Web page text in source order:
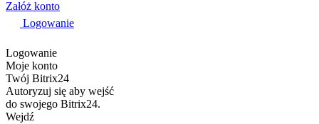
Załóż konto
Logowanie
Logowanie
Moje konto
Twój Bitrix24
Autoryzuj się aby wejść
do swojego Bitrix24.
Wejdź